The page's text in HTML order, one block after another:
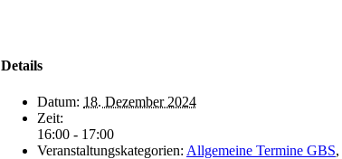
Details
Datum: 18. Dezember 2024
Zeit:
16:00 - 17:00
Veranstaltungskategorien: Allgemeine Termine GBS,